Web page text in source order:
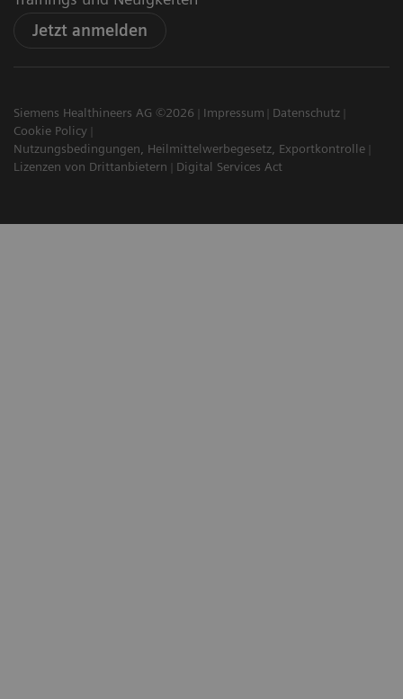
Jetzt anmelden
Siemens Healthineers AG ©2026 Impressum
Datenschutz
Cookie Policy
Nutzungsbedingungen, Heilmittelwerbegesetz, Exportkontrolle
Lizenzen von Drittanbietern
Digital Services Act